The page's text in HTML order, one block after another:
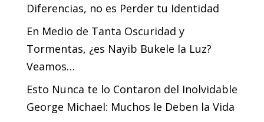
Diferencias, no es Perder tu Identidad
En Medio de Tanta Oscuridad y
Tormentas, ¿es Nayib Bukele la Luz?
Veamos…
Esto Nunca te lo Contaron del Inolvidable
George Michael: Muchos le Deben la Vida